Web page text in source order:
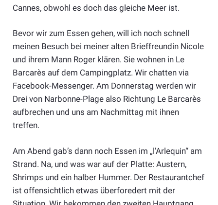
Cannes, obwohl es doch das gleiche Meer ist.
Bevor wir zum Essen gehen, will ich noch schnell
meinen Besuch bei meiner alten Brieffreundin Nicole
und ihrem Mann Roger klären. Sie wohnen in Le
Barcarès auf dem Campingplatz. Wir chatten via
Facebook-Messenger. Am Donnerstag werden wir
Drei von Narbonne-Plage also Richtung Le Barcarès
aufbrechen und uns am Nachmittag mit ihnen
treffen.
Am Abend gab’s dann noch Essen im „l’Arlequin“ am
Strand. Na, und was war auf der Platte: Austern,
Shrimps und ein halber Hummer. Der Restaurantchef
ist offensichtlich etwas überforedert mit der